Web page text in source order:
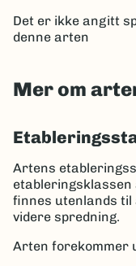
Det er ikke angitt
denne arten
Mer om
Artens
finnes utenlands
videre spredning.
Arten forekommer